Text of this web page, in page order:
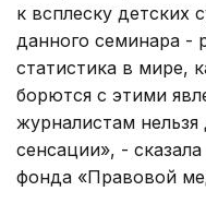
к всплеску детских
данного семинара -
статистика в мире,
борются с этими
журналистам нельзя
сенсации», -
фонда «Правовой